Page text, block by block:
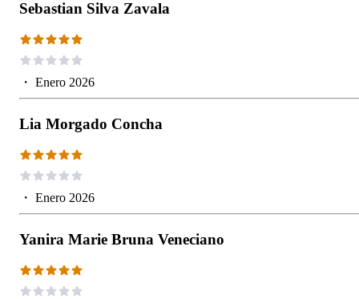
Sebastian Silva Zavala
・ Enero 2026
Lia Morgado Concha
・ Enero 2026
Yanira Marie Bruna Veneciano